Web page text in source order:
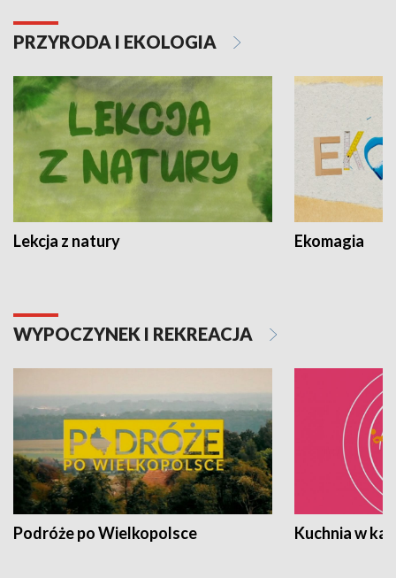
PRZYRODA I EKOLOGIA
Lekcja z natury Ekomagia
WYPOCZYNEK I REKREACJA
Podróże po Wielkopolsce Kuchnia w